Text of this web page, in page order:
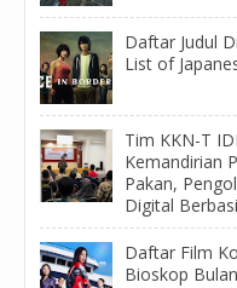
Daftar Judul
List of
Tim KKN-T
Kemandirian
Pakan,
Digital
Daftar Film
Bioskop